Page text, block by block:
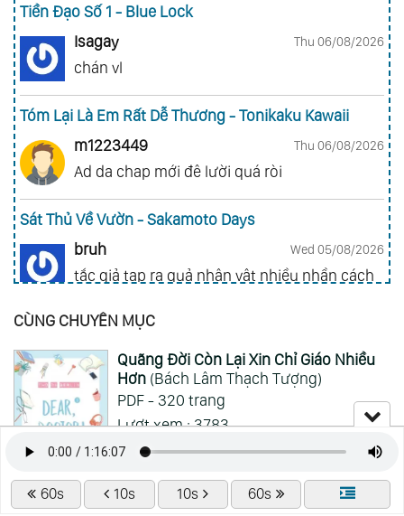
60s 10s 10s 60s
Tiền Đạo Số 1 - Blue Lock
Isagay
Thu 06/08/2026
chán vl
Tóm Lại Là Em Rất Dễ Thương - Tonikaku Kawaii
m1223449
Thu 06/08/2026
Ad da chap mới đê lười quá ròi
Sát Thủ Về Vườn - Sakamoto Days
bruh
Wed 05/08/2026
tắc giả tạp ra quả nhân vật nhiều nhần cách
Gia Đình Điệp Viên - Spy X Family
ai hỏi 123
Wed 05/08/2026
Mong 1 ngày shop ra 2 chap
CÙNG CHUYÊN MỤC
Quãng Đời Còn Lại Xin Chỉ Giáo Nhiều
Hơn(Bách Lâm Thạch Tượng)
PDF - 320 trang
Lượt xem : 3783
Lượt đọc : 795